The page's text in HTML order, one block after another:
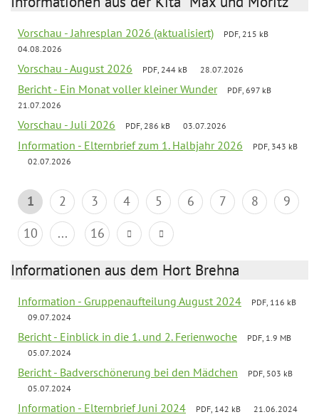
Vorschau - Jahresplan 2026 (aktualisiert)
PDF, 215 kB
04.08.2026
Vorschau - August 2026 PDF, 244 kB 28.07.2026
Bericht - Ein Monat voller kleiner Wunder
PDF, 697 kB
21.07.2026
Vorschau - Juli 2026 PDF, 286 kB 03.07.2026
Information - Elternbrief zum 1. Halbjahr 2026
PDF, 343 kB
02.07.2026
1 2 3 4 5 6 7 8
9
10
... 16
Informationen aus dem Hort Brehna
Information - Gruppenaufteilung August 2024
PDF, 116 kB
09.07.2024
Bericht - Einblick in die 1. und 2. Ferienwoche
PDF, 1.9 MB
05.07.2024
Bericht - Badverschönerung bei den Mädchen
PDF, 503 kB
05.07.2024
Information - Elternbrief Juni 2024 PDF, 142 kB 21.06.2024